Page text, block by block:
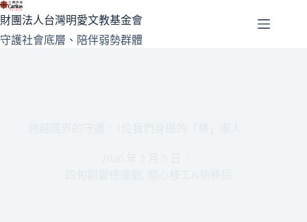
跳
至
主
財團法人台灣明愛文教基金會
守護社會底層、陪伴弱勢群體